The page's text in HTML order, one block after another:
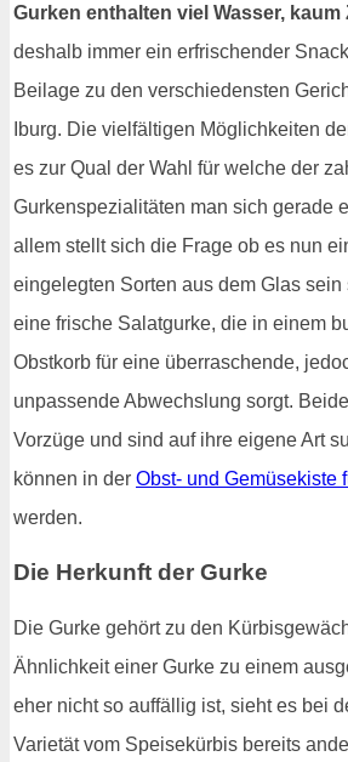
Gurken enthalten viel Wasser, kaum
deshalb immer ein erfrischender
Beilage zu den verschiedensten
Iburg. Die vielfältigen Möglichkeiten
es zur Qual der Wahl für welche der
Gurkenspezialitäten man sich gerade
allem stellt sich die Frage ob es nun
eingelegten Sorten aus dem Glas
eine frische Salatgurke, die in einem
Obstkorb für eine überraschende,
unpassende Abwechslung sorgt.
Vorzüge und sind auf ihre eigene Art
können in der Obst- und Gemüsekiste
werden.
Die Herkunft der Gurke
Die Gurke gehört zu den
Ähnlichkeit einer Gurke zu einem
eher nicht so auffällig ist, sieht es bei
Varietät vom Speisekürbis bereits